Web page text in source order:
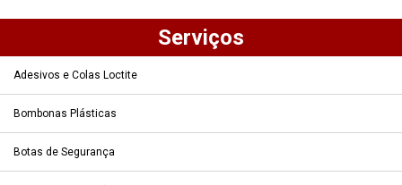
Serviços
Adesivos e Colas Loctite
Bombonas Plásticas
Botas de Segurança